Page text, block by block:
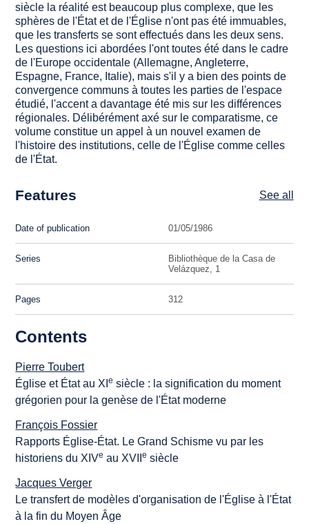
siècle la réalité est beaucoup plus complexe, que les
sphères de l'État et de l'Église n'ont pas été immuables,
que les transferts se sont effectués dans les deux sens.
Les questions ici abordées l'ont toutes été dans le cadre
de l'Europe occidentale (Allemagne, Angleterre,
Espagne, France, Italie), mais s'il y a bien des points de
convergence communs à toutes les parties de l'espace
étudié, l'accent a davantage été mis sur les différences
régionales. Délibérément axé sur le comparatisme, ce
volume constitue un appel à un nouvel examen de
l'histoire des institutions, celle de l'Église comme celles
de l'État.
Features See all
Date of publication 01/05/1986
Series
Bibliothèque de la Casa de
Velázquez, 1
Pages 312
Contents
Pierre Toubert
Église et État au XIe siècle : la signification du moment
grégorien pour la genèse de l'État moderne
François Fossier
Rapports Église-État. Le Grand Schisme vu par les
historiens du XIVe au XVIIe siècle
Jacques Verger
Le transfert de modèles d'organisation de l'Église à l'État
à la fin du Moyen Âge